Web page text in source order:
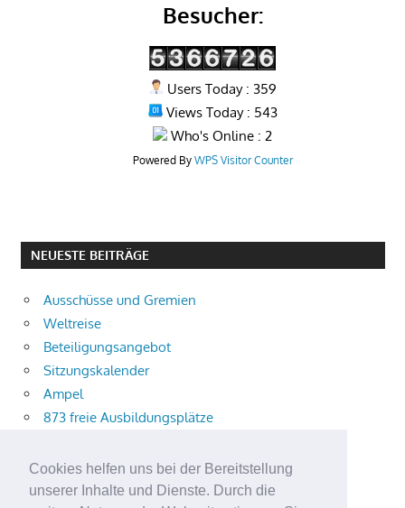
Cookies helfen uns bei der Bereitstellung
unserer Inhalte und Dienste. Durch die
Besucher:
Users Today : 359
Views Today : 543
Who's Online : 2
Powered By WPS Visitor Counter
NEUESTE BEITRÄGE
Ausschüsse und Gremien
Weltreise
Beteiligungsangebot
Sitzungskalender
Ampel
873 freie Ausbildungsplätze
Aktuelle Verkehrsmeldungen
Terracliff